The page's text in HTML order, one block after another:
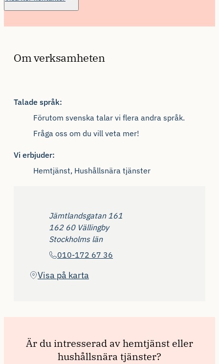
Om verksamheten
Talade språk:
Förutom svenska talar vi flera andra språk.
Fråga oss om du vill veta mer!
Vi erbjuder:
Hemtjänst, Hushållsnära tjänster
AdressJämtlandsgatan 161
162 60 Vällingby
Stockholms län
Telefon 010-172 67 36
Visa på karta